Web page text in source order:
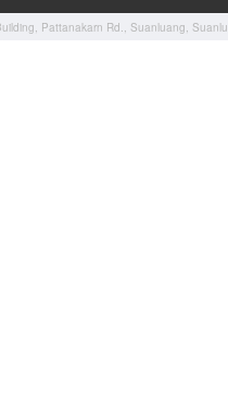
Pattanakarn Rd., Suanluang,